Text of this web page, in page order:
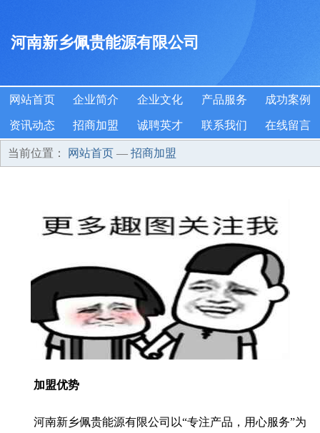
河南新乡佩贵能源有限公司
网站首页 企业简介 企业文化 产品服务 成功案例
资讯动态 招商加盟 诚聘英才 联系我们 在线留言
当前位置： 网站首页 — 招商加盟
加盟优势
河南新乡佩贵能源有限公司以“专注产品，用心服务”为